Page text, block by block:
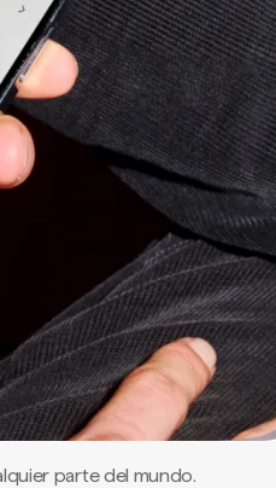
parte del mundo.